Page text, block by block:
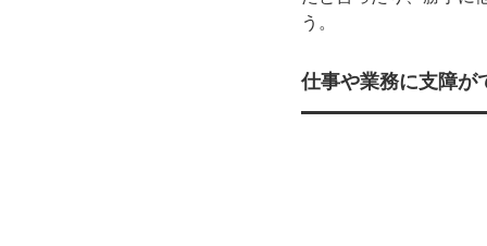
う。
仕事や業務に支障が